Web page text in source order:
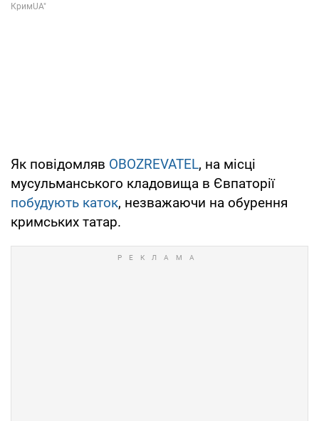
Як повідомляв OBOZREVATEL, на місці
мусульманського кладовища в Євпаторії
побудують каток, незважаючи на обурення
кримських татар.